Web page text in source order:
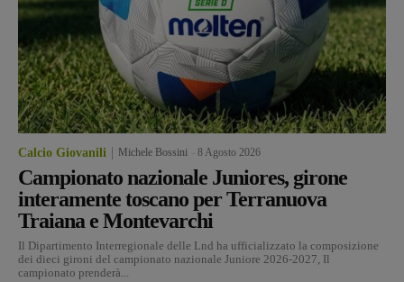
Calcio Giovanili Michele Bossini 8 Agosto 2026
Campionato nazionale Juniores, girone
interamente toscano per Terranuova
Traiana e Montevarchi
Il Dipartimento Interregionale delle Lnd ha ufficializzato la composizione
dei dieci gironi del campionato nazionale Juniore 2026-2027, Il
campionato prenderà...